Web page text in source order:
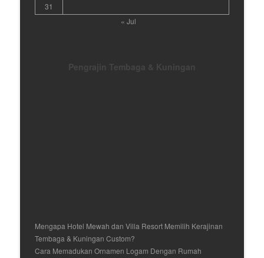
31
« Jul
Pengrajin Tembaga & Kuningan
Mengapa Hotel Mewah dan Villa Resort Memilih Kerajinan
Tembaga & Kuningan Custom?
Cara Memadukan Ornamen Logam Dengan Rumah